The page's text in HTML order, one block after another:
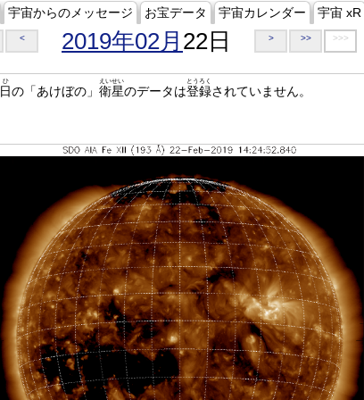
宇宙からのメッセージ お宝データ 宇宙カレンダー 宇宙 xR
< 2019年02月 22日 > >> >>>
日
ひ
の「あけぼの」 衛星
えいせい
のデータは登録
とうろく
されていません。